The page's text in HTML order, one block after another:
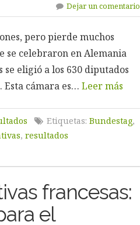
Dejar un comentario
pero pierde muchos
se celebraron en Alemania
se eligió a los 630 diputados
Esta cámara es… Leer más
Etiquetas: Bundestag,
, resultados
francesas:
el